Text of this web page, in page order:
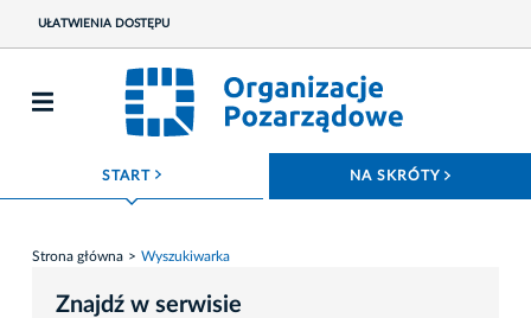
UŁATWIENIA DOSTĘPU
START ROZWIŃ MENU NA SKRÓTY
Strona główna Wyszukiwarka
Znajdź w serwisie